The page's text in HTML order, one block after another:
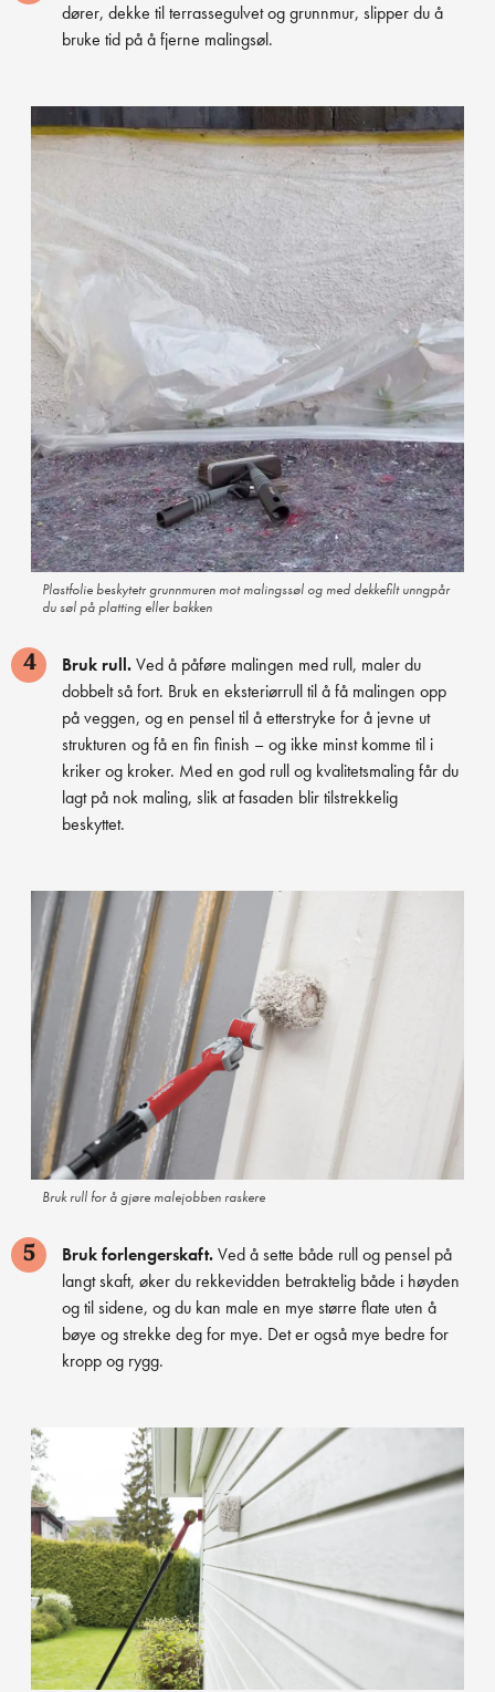
dører, dekke til terrassegulvet og grunnmur, slipper du å
bruke tid på å fjerne malingsøl.
Plastfolie beskytetr grunnmuren mot malingssøl og med dekkefilt unngpår
du søl på platting eller bakken
4 Bruk rull.Ved å påføre malingen med rull, maler du
dobbelt så fort. Bruk en eksteriørrull til å få malingen opp
på veggen, og en pensel til å etterstryke for å jevne ut
strukturen og få en fin finish – og ikke minst komme til i
kriker og kroker. Med en god rull og kvalitetsmaling får du
lagt på nok maling, slik at fasaden blir tilstrekkelig
beskyttet.
Bruk rull for å gjøre malejobben raskere
5 Bruk forlengerskaft.Ved å sette både rull og pensel på
langt skaft, øker du rekkevidden betraktelig både i høyden
og til sidene, og du kan male en mye større flate uten å
bøye og strekke deg for mye. Det er også mye bedre for
kropp og rygg.